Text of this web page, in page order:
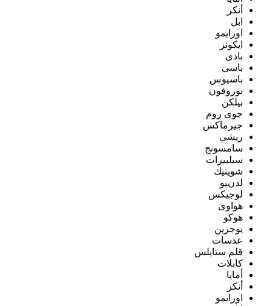
أنكر
ابل
اورايمو
ايكونز
بادى
باسى
باسيوس
بوروفون
بيلكن
جوى روم
جيرماكس
ريشي
سامسونج
سيلبيرات
شويتيك
لدنيو
لوجيكس
هواوى
هوكو
يوجرين
عدسات
قلم ستايلس
كابلات
أمايا
أنكر
اورايمو